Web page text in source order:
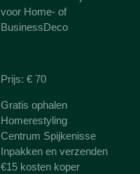
voor Home- of
BusinessDeco
Prijs: € 70
Gratis ophalen
Homerestyling
Centrum Spijkenisse
Inpakken en verzenden
€15 kosten koper